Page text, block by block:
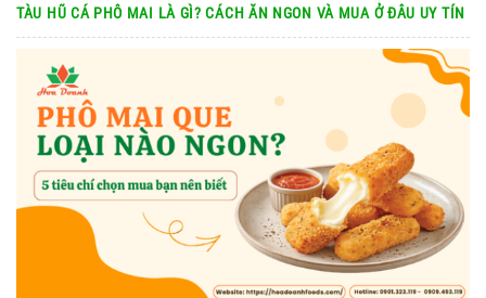
TÀU HŨ CÁ PHÔ MAI LÀ GÌ? CÁCH ĂN NGON VÀ MUA Ở ĐÂU UY TÍN